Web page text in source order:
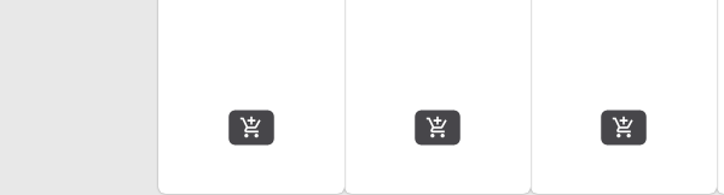
add_shopping_cart
add_shopping_cart
add_shopping_cart